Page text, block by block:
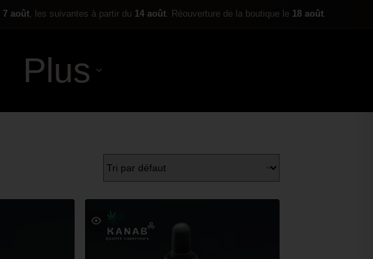
7 août, les suivantes à partir du 14 août. Réouverture de la boutique le 18 août.
Plus